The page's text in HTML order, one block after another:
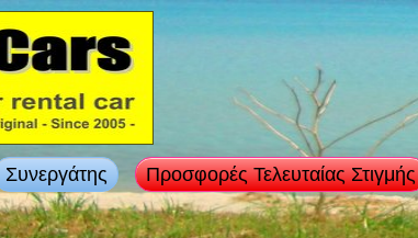
Συνεργάτης Προσφορές Τελευταίας Στιγμής